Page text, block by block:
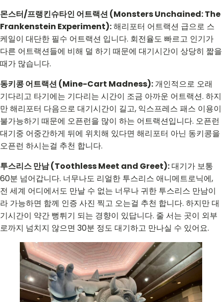
몬스터/프랭킨슈타인 어트랙션 (Monsters Unchained: The
Frankenstein Experiment):해리포터 어트랙션 급으로 스
케일이 대단한 필수 어트랙션 입니다. 회전율도 빠르고 인기가
다른 어트랙션들에 비해 덜 하기 때문에 대기시간이 상당히 짧을
때가 많습니다.
동키콩 어트랙션 (Mine-Cart Madness): 개인적으로 오래
기다리고 타기에는 기다리는 시간이 조금 아까운 어트랙션. 하지
만 해리포터 다음으로 대기시간이 길고, 익스프레스 패스 이용이
불가능하기 때문에 오픈런을 많이 하는 어트랙션입니다. 오픈런
대기중 어중간하게 뒤에 위치해 있다면 해리포터 아닌 동키콩을
오픈런 하시는걸 추천 합니다.
투스리스 만남 (Toothless Meet and Greet):대기가 보통
60분 넘어갑니다. 너무나도 리얼한 투스리스 애니메트로닉에,
전 세계 어디에서도 만날 수 없는 너무나 귀한 투스리스 만남이
라 가능하면 함께 인증 사진 찍고 오는걸 추천 합니다. 하지만 대
기시간이 약간 뻥튀기 되는 경향이 있답니다. 줄 서는 곳이 외부
로까지 넘치지 않으면 30분 정도 대기하고 만나실 수 있어요.